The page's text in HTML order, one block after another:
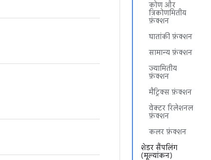
कोण और
त्रिकोणमितीय
फ़ंक्शन
घातांकी फ़ंक्शन
सामान्य फ़ंक्शन
ज्यामितीय
फ़ंक्शन
मैट्रिक्स फ़ंक्शन
वेक्टर रिलेशनल
फ़ंक्शन
कलर फ़ंक्शन
शेडर सैंपलिंग
(मूल्यांकन)